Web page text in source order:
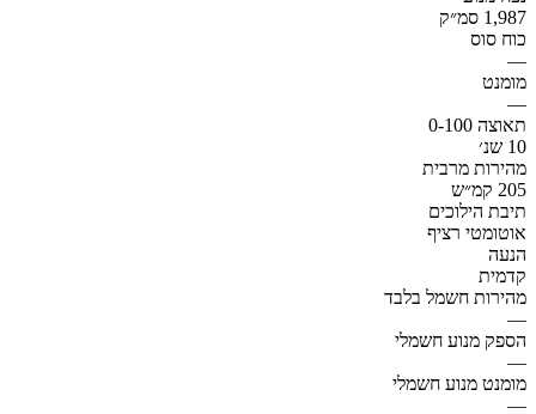
1,987 סמ״ק
כוח סוס
—
מומנט
—
תאוצה 0-100
10 שנ׳
מהירות מרבית
205 קמ״ש
תיבת הילוכים
אוטומטי רציף
הנעה
קדמית
מהירות חשמל בלבד
—
הספק מנוע חשמלי
—
מומנט מנוע חשמלי
—